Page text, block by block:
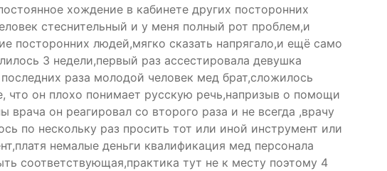
хождение в кабинете других посторонних
стеснительный и у меня полный рот проблем,и
посторонних людей,мягко сказать напрягало,и ещё само
3 недели,первый раз ассестировала девушка
последних раза молодой человек мед брат,сложилось
что он плохо понимает русскую речь,напризыв о помощи
врача он реагировал со второго раза и не всегда ,врачу
по нескольку раз просить тот или иной инструмент или
немалые деньги квалификация мед персонала
соответствующая,практика тут не к месту поэтому 4